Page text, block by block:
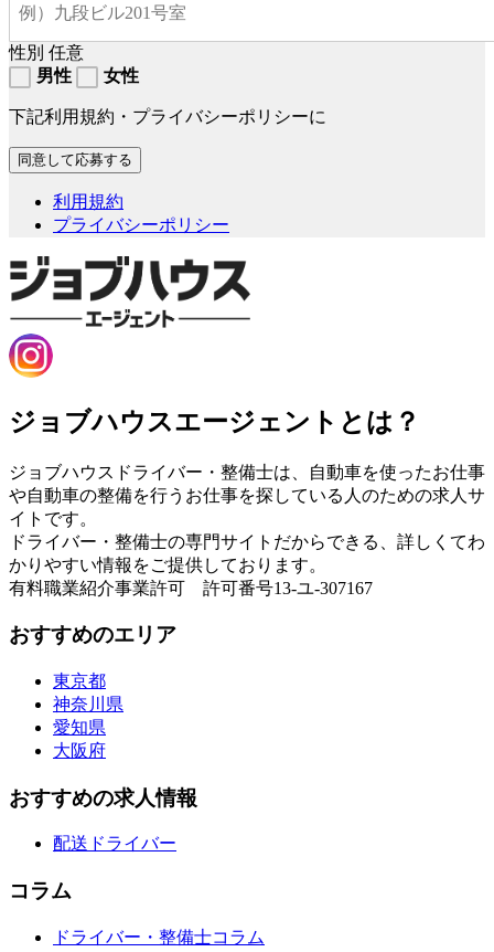
性別 任意
男性
女性
下記利用規約・プライバシーポリシーに
利用規約
プライバシーポリシー
ジョブハウスエージェントとは？
ジョブハウスドライバー・整備士は、自動車を使ったお仕事
や自動車の整備を行うお仕事を探している人のための求人サ
イトです。
ドライバー・整備士の専門サイトだからできる、詳しくてわ
かりやすい情報をご提供しております。
有料職業紹介事業許可 許可番号13-ユ-307167
おすすめのエリア
東京都
神奈川県
愛知県
大阪府
おすすめの求人情報
配送ドライバー
コラム
ドライバー・整備士コラム